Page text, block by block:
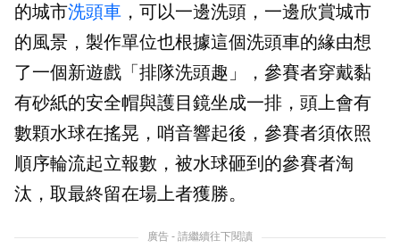
的城市洗頭車 ，可以一邊洗頭，一邊欣賞城市
的風景，製作單位也根據這個洗頭車的緣由想
了一個新遊戲「排隊洗頭趣」，參賽者穿戴黏
有砂紙的安全帽與護目鏡坐成一排，頭上會有
數顆水球在搖晃，哨音響起後，參賽者須依照
順序輪流起立報數，被水球砸到的參賽者淘
汰，取最終留在場上者獲勝。
廣告 - 請繼續往下閱讀